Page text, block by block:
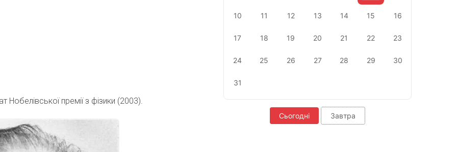
Нобелівської премії з фізики (2003).
10 11 12 13 14 15 16
17 18 19 20 21 22 23
24 25 26 27 28 29 30
31
Сьогодні Завтра